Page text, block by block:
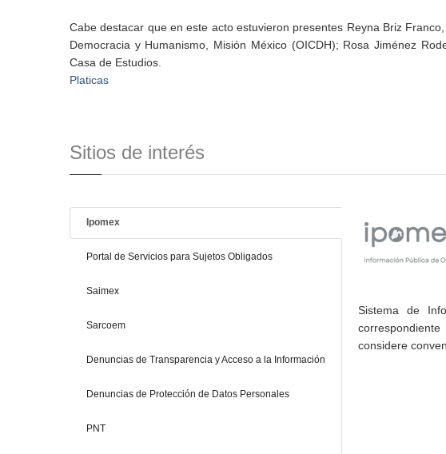
Cabe destacar que en este acto estuvieron presentes Reyna Briz
Democracia y Humanismo, Misión México (OICDH); Rosa Jiménez
Casa de Estudios.
Platicas
Sitios de interés
Ipomex
Portal de Servicios para Sujetos Obligados
Saimex
Sarcoem
Denuncias de Transparencia y Acceso a la Información
Denuncias de Protección de Datos Personales
PNT
Sistema de
considere